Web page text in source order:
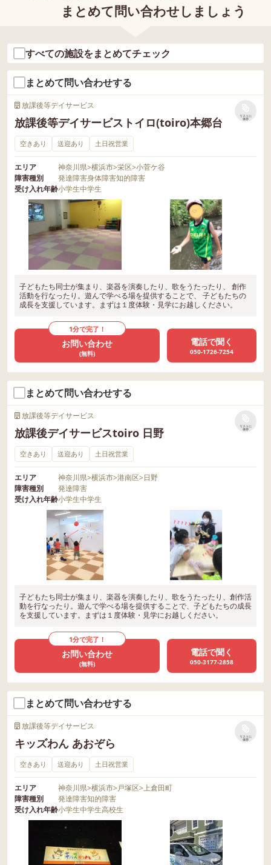
まとめて問い合わせしましょう
すべての施設をまとめてチェック
まとめて問い合わせする
放課後等デイサービス
放課後等デイサービストイロ(toiro)本郷台
リストに
保存
空きあり 送迎あり 土日祝営業
エリア 神奈川県>横浜市>栄区>小菅ケ谷
障害種別
発達障害身体障害知的障害
受け入れ年齢小学生中学生
子どもたち同士が集まり、楽器を演奏したり、歌をうたったり、 創作
活動を行なったり。遊んで学べる場を提供することで、 子どもたちの
成長を支援しています。まずは１度体験・見学にお越しください。
1分で完了！
お問い合わせ
(無料)
電話で聞く
050-1726-7254
まとめて問い合わせする
放課後等デイサービス
放課後デイサービスtoiro 日野
リストに
保存
空きあり 送迎あり 土日祝営業
エリア 神奈川県>横浜市>港南区>日野
障害種別
発達障害
受け入れ年齢小学生中学生
子どもたち同士が集まり、楽器を演奏したり、歌をうたったり、創作活
動を行なったり。遊んで学べる場を提供することで、子どもたちの成長
を支援しています。まずは１度体験・見学にお越しください。
1分で完了！
お問い合わせ
(無料)
電話で聞く
050-3177-2858
まとめて問い合わせする
放課後等デイサービス
キッズわん あおぞら
リストに
保存
空きあり 送迎あり 土日祝営業
エリア 神奈川県>横浜市>戸塚区>上倉田町
障害種別
発達障害知的障害
受け入れ年齢小学生中学生高校生